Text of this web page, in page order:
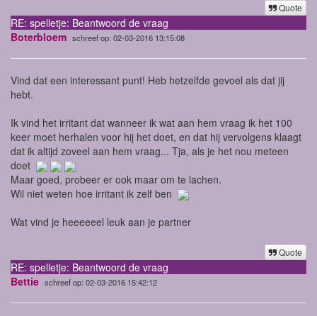
Quote
RE: spelletje: Beantwoord de vraag
Boterbloem schreef op: 02-03-2016 13:15:08
Vind dat een interessant punt! Heb hetzelfde gevoel als dat jij
hebt.
Ik vind het irritant dat wanneer ik wat aan hem vraag ik het 100
keer moet herhalen voor hij het doet, en dat hij vervolgens klaagt
dat ik altijd zoveel aan hem vraag... Tja, als je het nou meteen
doet
Maar goed, probeer er ook maar om te lachen.
Wil niet weten hoe irritant ik zelf ben
Wat vind je heeeeeel leuk aan je partner
Quote
RE: spelletje: Beantwoord de vraag
Bettie schreef op: 02-03-2016 15:42:12